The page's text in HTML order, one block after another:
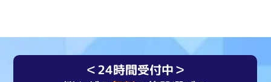
＜24時間受付中＞